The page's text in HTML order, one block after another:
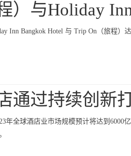
）与Holiday
Inn Bangkok Hotel 与 Trip On（旅程
通过持续创新
年全球酒店业市场规模预计将达到